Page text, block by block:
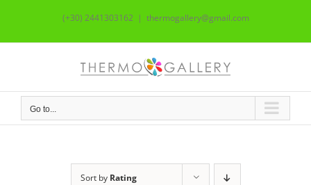
(+30) 2441303162 | thermogallery@gmail.com
Go to...
Sort by Rating